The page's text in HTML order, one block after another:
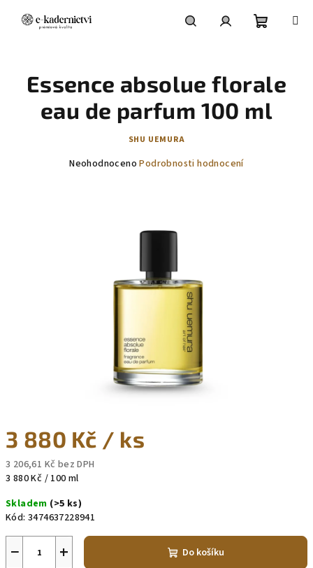
košík
3 880 Kč / ks
3 206,61 Kč bez DPH
Měrná
3 880 Kč / 100 ml
Skladem (>5 ks)
Kód: 3474637228941
+
− Do košíku
Essence absolue florale
eau de parfum 100 ml
SHU UEMURA
Průměrné
Neohodnoceno Podrobnosti hodnocení